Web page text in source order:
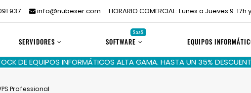
937 info@nubeser.com HORARIO COMERCIAL: Lunes a Jueves 9-
SERVIDORES SOFTWARE
SaaS
EQUIPOS
DE EQUIPOS INFORMÁTICOS ALTA GAMA. HASTA UN 35%
Professional